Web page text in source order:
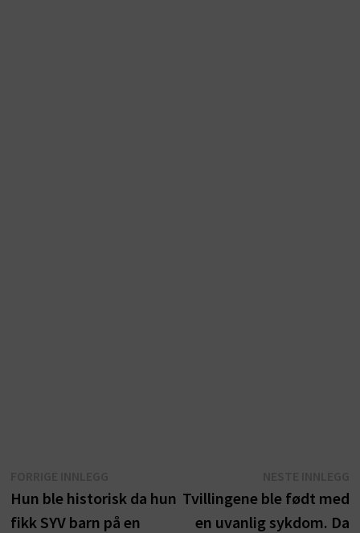
innlegg:
Hun ble historisk da hun
fikk SYV barn på en
Tvillingene ble født med
en uvanlig sykdom. Da